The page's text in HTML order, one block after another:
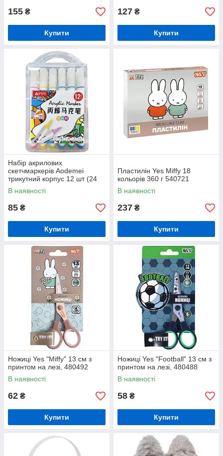
155 ₴
Купити
127 ₴
Купити
Набір акрилових
скетчмаркерів Aodemei
трикутний корпус 12 шт (24
шт) M6128-12
В наявності
85 ₴
Купити
Пластилін Yes Miffy 18
кольорів 360 г 540721
В наявності
237 ₴
Купити
Ножиці Yes "Miffy" 13 см з
принтом на лезі, 480492
В наявності
62 ₴
Купити
Ножиці Yes "Football" 13 см з
принтом на лезі, 480488
В наявності
58 ₴
Купити